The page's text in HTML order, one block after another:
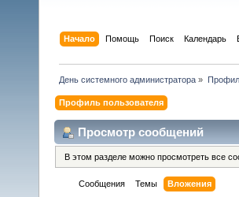
Начало Помощь Поиск Календарь
День системного администратора »
Профиль пользователя
Просмотр сообщений
В этом разделе можно просмотреть все
Сообщения Темы Вложения